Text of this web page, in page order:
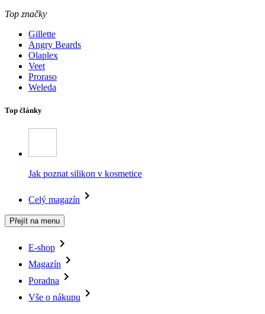
Top značky
Gillette
Angry Beards
Olaplex
Veet
Proraso
Weleda
Top články
Jak poznat silikon v kosmetice
Celý magazín
Přejít na menu
E-shop
Magazín
Poradna
Vše o nákupu